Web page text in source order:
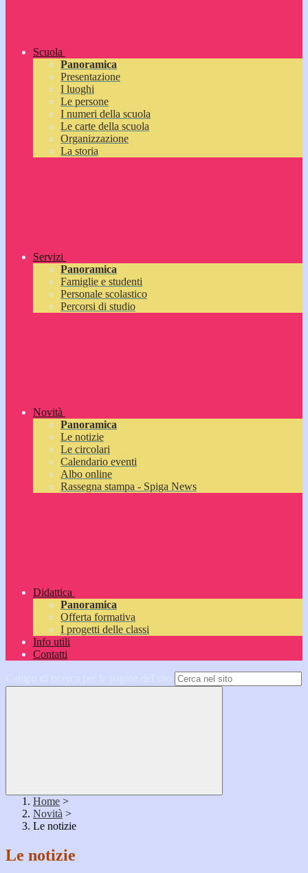
Scuola
Panoramica
Presentazione
I luoghi
Le persone
I numeri della scuola
Le carte della scuola
Organizzazione
La storia
Servizi
Panoramica
Famiglie e studenti
Personale scolastico
Percorsi di studio
Novità
Panoramica
Le notizie
Le circolari
Calendario eventi
Albo online
Rassegna stampa - Spiga News
Didattica
Panoramica
Offerta formativa
I progetti delle classi
Info utili
Contatti
Home >
Novità >
Le notizie
Le notizie